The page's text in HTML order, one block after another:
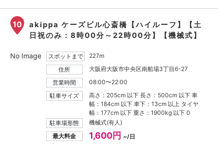
10
akippa ケーズビル心斎橋【ハイルーフ】【土
日祝のみ：8時00分～22時00分】【機械式】
スポットまで
227m
住所
大阪府大阪市中央区南船場3丁目6-27
営業時間
08:00〜22:00
駐車サイズ
高さ：205cm 以下 長さ：500cm 以下 車
幅：184cm 以下 車下：13cm 以上 タイヤ
幅：177cm 以下 重さ：1900kg 以下 0
駐車場形態
機械式(有人)
最大料金
1,600円 ~/日
No Image